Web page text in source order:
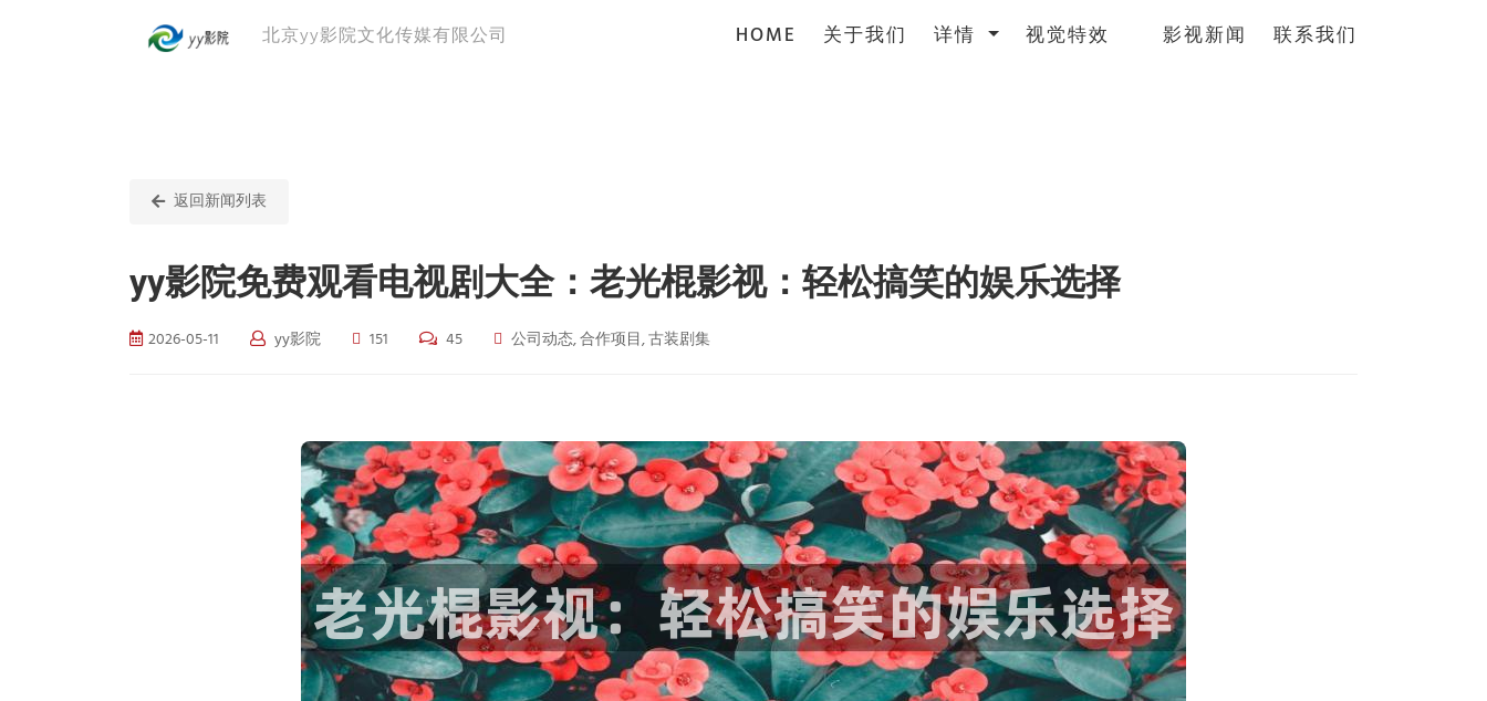
北京yy影院文化传媒有限公司 HOME (current)
关于我们 详情 视觉特效 影视新闻 联系我们
返回新闻列表
yy影院免费观看电视剧大全：老光棍影视：轻松搞笑的娱乐选择
2026-05-11 yy影院 151 45 公司动态, 合作项目, 古装剧集